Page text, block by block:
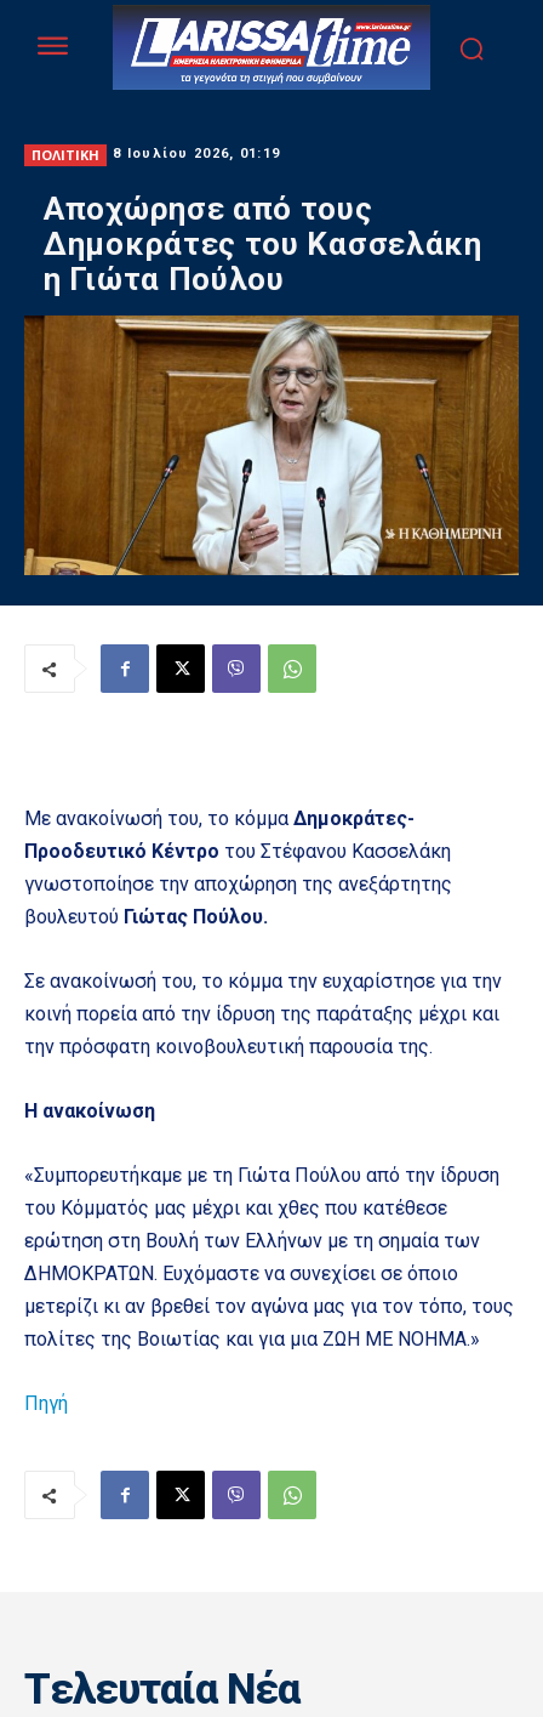
ΠΟΛΙΤΙΚΗ 8 Ιουλίου 2026, 01:19
Αποχώρησε από τους
Δημοκράτες του Κασσελάκη
η Γιώτα Πούλου
Με ανακοίνωσή του, το κόμμαΔημοκράτες-
Προοδευτικό Κέντρο του Στέφανου Κασσελάκη
γνωστοποίησε την αποχώρηση της ανεξάρτητης
βουλευτού Γιώτας Πούλου.
Σε ανακοίνωσή του, το κόμμα την ευχαρίστησε για την
κοινή πορεία από την ίδρυση της παράταξης μέχρι και
την πρόσφατη κοινοβουλευτική παρουσία της.
Η ανακοίνωση
«Συμπορευτήκαμε με τη Γιώτα Πούλου από την ίδρυση
του Κόμματός μας μέχρι και χθες που κατέθεσε
ερώτηση στη Βουλή των Ελλήνων με τη σημαία των
ΔΗΜΟΚΡΑΤΩΝ. Ευχόμαστε να συνεχίσει σε όποιο
μετερίζι κι αν βρεθεί τον αγώνα μας για τον τόπο, τους
πολίτες της Βοιωτίας και για μια ΖΩΗ ΜΕ ΝΟΗΜΑ.»
Πηγή
Tελευταία Nέα